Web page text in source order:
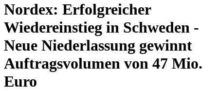
Nordex: Erfolgreicher
Wiedereinstieg in Schweden -
Neue Niederlassung gewinnt
Auftragsvolumen von 47 Mio.
Euro